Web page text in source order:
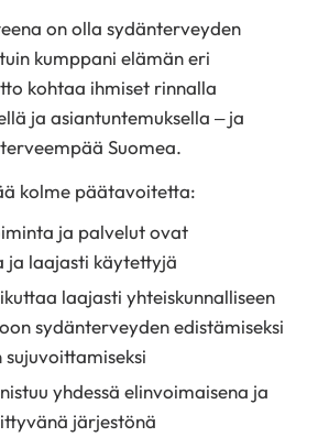
on olla sydänterveyden
kumppani elämän eri
kohtaa ihmiset rinnalla
ja asiantuntemuksella – ja
Suomea.
kolme päätavoitetta:
ja palvelut ovat
ja laajasti käytettyjä
laajasti yhteiskunnalliseen
sydänterveyden edistämiseksi
yhdessä elinvoimaisena ja
järjestönä